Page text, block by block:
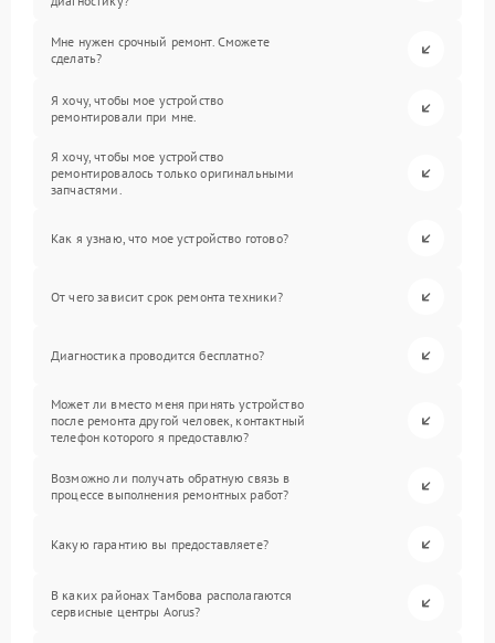
Мне нужен срочный ремонт. Сможете
сделать?
Я хочу, чтобы мое устройство
ремонтировали при мне.
Я хочу, чтобы мое устройство
ремонтировалось только оригинальными
запчастями.
Как я узнаю, что мое устройство готово?
От чего зависит срок ремонта техники?
Диагностика проводится бесплатно?
Может ли вместо меня принять устройство
после ремонта другой человек, контактный
телефон которого я предоставлю?
Возможно ли получать обратную связь в
процессе выполнения ремонтных работ?
Какую гарантию вы предоставляете?
В каких районах Тамбова располагаются
сервисные центры Aorus?